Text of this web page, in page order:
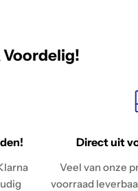
Voordelig!
Direct uit
Veel van onze
voorraad